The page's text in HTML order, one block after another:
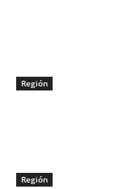
Región
Región